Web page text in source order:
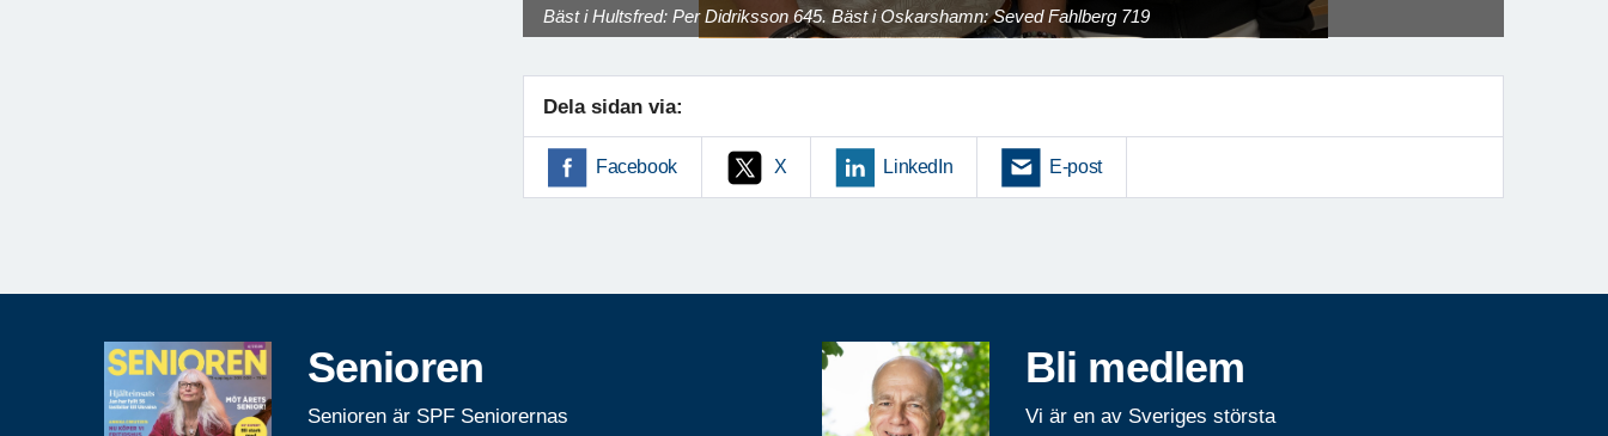
Bäst i Hultsfred: Per Didriksson 645. Bäst i Oskarshamn: Seved Fahlberg 719
Dela sidan via:
Facebook X LinkedIn E-post
Senioren
Senioren är SPF Seniorernas
Bli medlem
Vi är en av Sveriges största